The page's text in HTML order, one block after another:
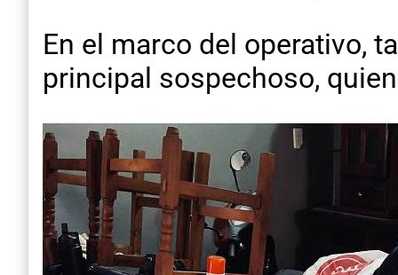
En el marco del operativo,
principal sospechoso,